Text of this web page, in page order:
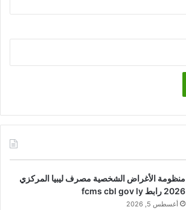
منظومة الأغراض الشخصية مصرف ليبيا المركزي
2026 رابط fcms cbl gov ly
أغسطس 5, 2026